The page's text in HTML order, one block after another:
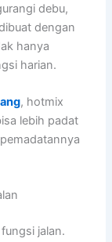
debu,
dengan
hanya
harian.
, hotmix
lebih padat
jalan.